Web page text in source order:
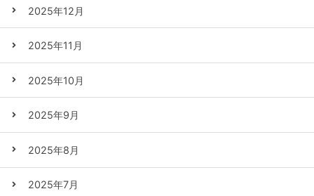
2025年12月
2025年11月
2025年10月
2025年9月
2025年8月
2025年7月